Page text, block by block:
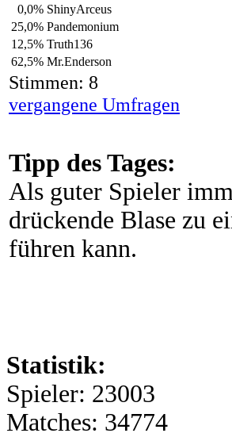
0,0% ShinyArceus
25,0% Pandemonium
12,5% Truth136
62,5% Mr.Enderson
Stimmen: 8
vergangene Umfragen
Tipp des Tages:
Als guter Spieler
drückende Blase zu
führen kann.
Statistik:
Spieler: 23003
Matches: 34774